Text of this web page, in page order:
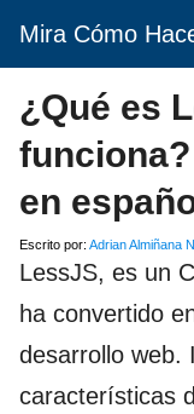
Mira Cómo
¿Qué es
en
Escrito por: Adrian Almiñana
LessJS, es un
ha convertido
desarrollo web.
características